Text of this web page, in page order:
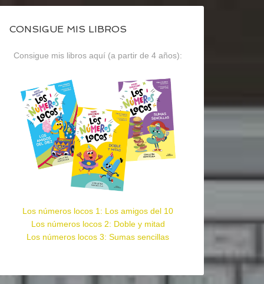
CONSIGUE MIS LIBROS
Consigue mis libros aquí (a partir de 4 años):
Los números locos 1: Los amigos del 10
Los números locos 2: Doble y mitad
Los números locos 3: Sumas sencillas